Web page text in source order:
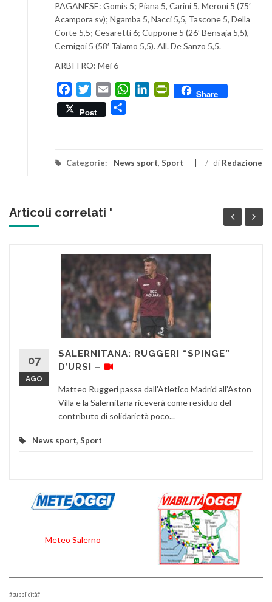
PAGANESE: Gomis 5; Piana 5, Carini 5, Meroni 5 (75′
Acampora sv); Ngamba 5, Nacci 5,5, Tascone 5, Della
Corte 5,5; Cesaretti 6; Cuppone 5 (26′ Bensaja 5,5),
Cernigoi 5 (58′ Talamo 5,5). All. De Sanzo 5,5.
ARBITRO: Mei 6
FacebookTwitterEmail WhatsApp
LinkedInPrintFriendly
Share
Post
Categorie: News sport, Sport / di Redazione
Articoli correlati '
07
AGO
SALERNITANA: RUGGERI “SPINGE”
D’URSI –
Matteo Ruggeri passa dall’Atletico Madrid all’Aston
Villa e la Salernitana riceverà come residuo del
contributo di solidarietà poco...
News sport, Sport
Meteo Salerno
#pubblicità#